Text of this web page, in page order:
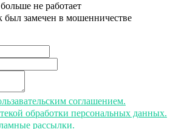
не работает
был замечен в мошенничестве
соглашением.
обработки персональных данных.
рассылки.